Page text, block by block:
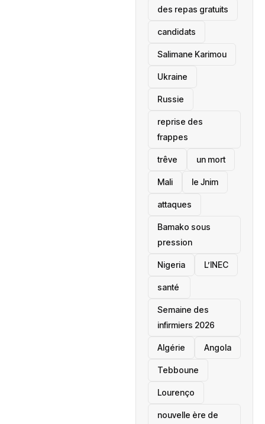
des repas gratuits
candidats
Salimane Karimou
Ukraine
Russie
reprise des
frappes
trêve un mort
Mali le Jnim
attaques
Bamako sous
pression
‎Nigeria L’INEC
santé ‎
Semaine des
infirmiers 2026
‎Algérie Angola
Tebboune
Lourenço
nouvelle ère de